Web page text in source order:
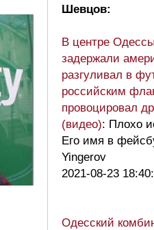
Шевцов:
В центре
задержали
разгуливал в
российским
провоцировал
(видео): Плохо
Его имя в
Yingerov
2021-08-23
Одесский